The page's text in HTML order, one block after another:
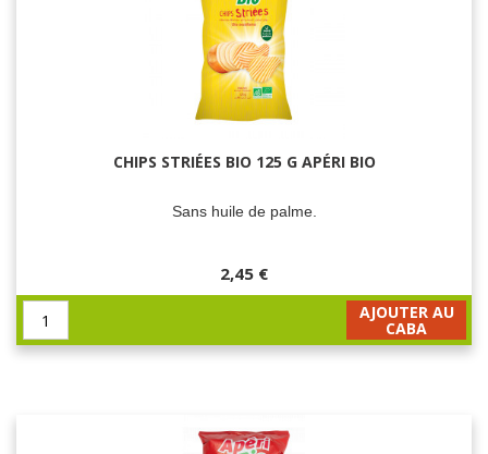
CHIPS STRIÉES BIO 125 G APÉRI BIO
Sans huile de palme.
2,45 €
AJOUTER AU
CABA